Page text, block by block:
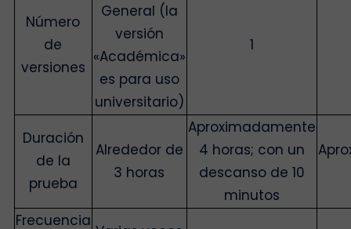
Número
de
versiones
General (la
versión
«Académica»
es para uso
universitario)
1
Duración
de la
prueba
Alrededor de
3 horas
Aproximadamente
4 horas; con un
descanso de 10
minutos
Frecuencia